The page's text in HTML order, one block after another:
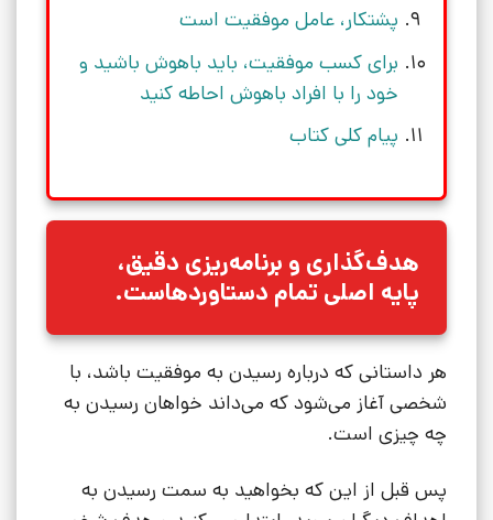
پشتکار، عامل موفقیت است
برای کسب موفقیت، باید باهوش باشید و
خود را با افراد باهوش احاطه کنید
پیام کلی کتاب
هدف‌گذاری و برنامه‌ریزی دقیق،
پایه اصلی تمام دستاوردهاست.
هر داستانی که درباره رسیدن به موفقیت باشد، با
شخصی آغاز می‌شود که می‌داند خواهان رسیدن به
چه چیزی است.
پس قبل از این که بخواهید به سمت رسیدن به